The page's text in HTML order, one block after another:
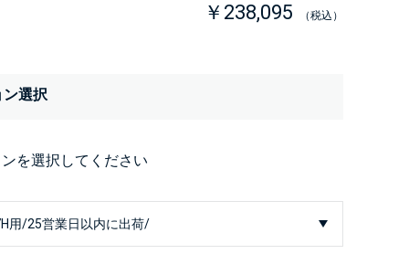
￥238,095 （税込）
ン選択
を選択してください